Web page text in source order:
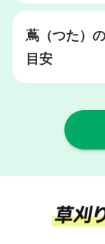
蔦（つた）
目安